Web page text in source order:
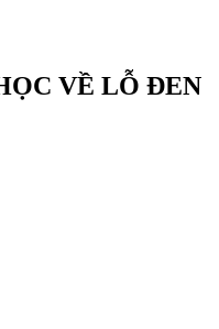
VỀ LỖ ĐEN